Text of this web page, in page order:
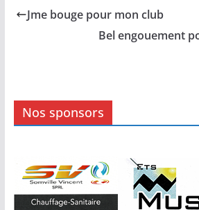
Jme bouge pour mon club
Bel engouement
Nos sponsors